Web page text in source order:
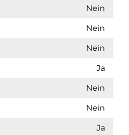
Nein
Nein
Nein
Ja
Nein
Nein
Ja